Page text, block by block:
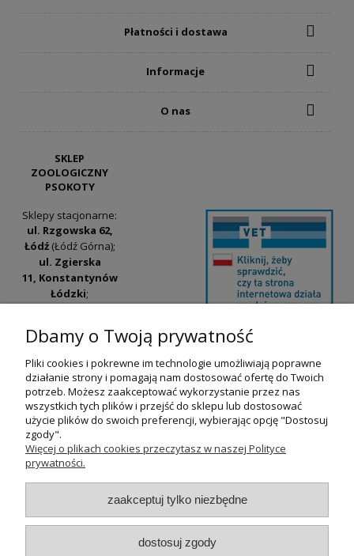
Płatności i dostawa
Informacje
O nas
SKLEP
ZOOLOGICZNY
PSOKOTY
Sklepy stacjonarne:
ul. Rzgowska 62,
Łódź(Łódź Górna);
ul. Zgierska
11, Konstantynów
Łódzki;
Widzew).
Godziny otwarcia:
pn-pt 9:00-17:00
+48 530 230 483
psokoty@psokoty.pl
Sklep internetowy Shoper.pl
Dbamy o Twoją prywatność
Pliki cookies i pokrewne im technologie umożliwiają poprawne
działanie strony i pomagają nam dostosować ofertę do Twoich
potrzeb. Możesz zaakceptować wykorzystanie przez nas
wszystkich tych plików i przejść do sklepu lub dostosować
użycie plików do swoich preferencji, wybierając opcję "Dostosuj
zgody".
Więcej o plikach cookies przeczytasz w naszej Polityce
prywatności.
zaakceptuj tylko niezbędne
dostosuj zgody